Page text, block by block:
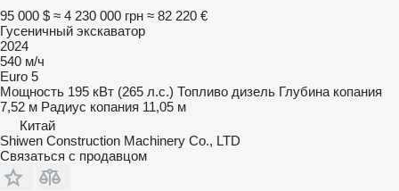
95 000 $ ≈ 4 230 000 грн ≈ 82 220 €
Гусеничный экскаватор
2024
540 м/ч
Euro 5
Мощность 195 кВт (265 л.с.) Топливо дизель Глубина копания
7,52 м Радиус копания 11,05 м
Китай
Shiwen Construction Machinery Co., LTD
Связаться с продавцом